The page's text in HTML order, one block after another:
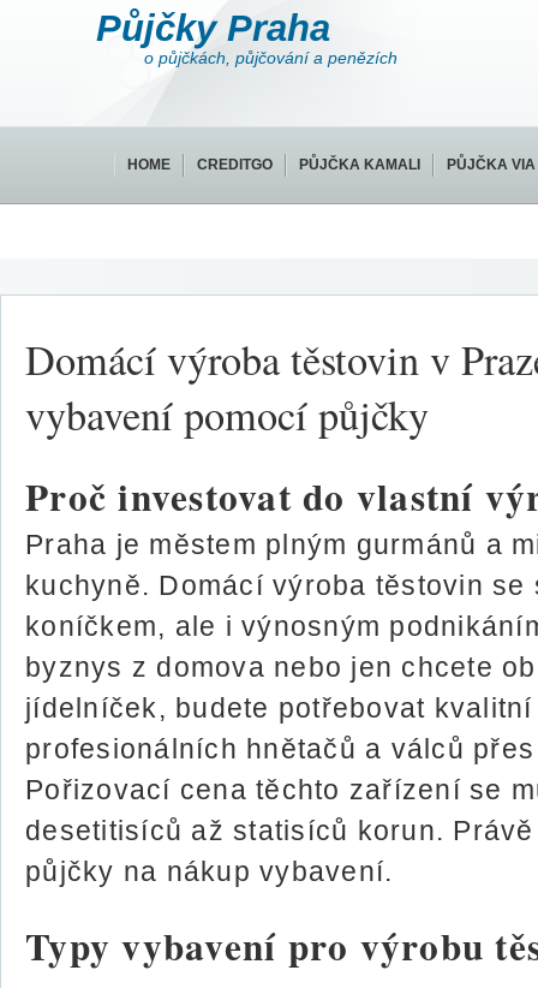
Půjčky Praha
o půjčkách, půjčování a penězích
Domácí výroba těstovin v
vybavení pomocí půjčky
Proč investovat do vlastní
Praha je městem plným gurmánů a
kuchyně. Domácí výroba těstovin
koníčkem, ale i výnosným
byznys z domova nebo jen chcete
jídelníček, budete potřebovat
profesionálních hnětačů a válců
Pořizovací cena těchto zařízení se
desetitisíců až statisíců korun.
půjčky na nákup vybavení.
Typy vybavení pro výrobu
HOME CREDITGO PŮJČKA KAMALI PŮJČKA VIA